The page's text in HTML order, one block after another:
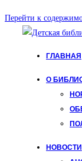
Перейти к
ГЛАВНАЯ
О
НОВОСТИ